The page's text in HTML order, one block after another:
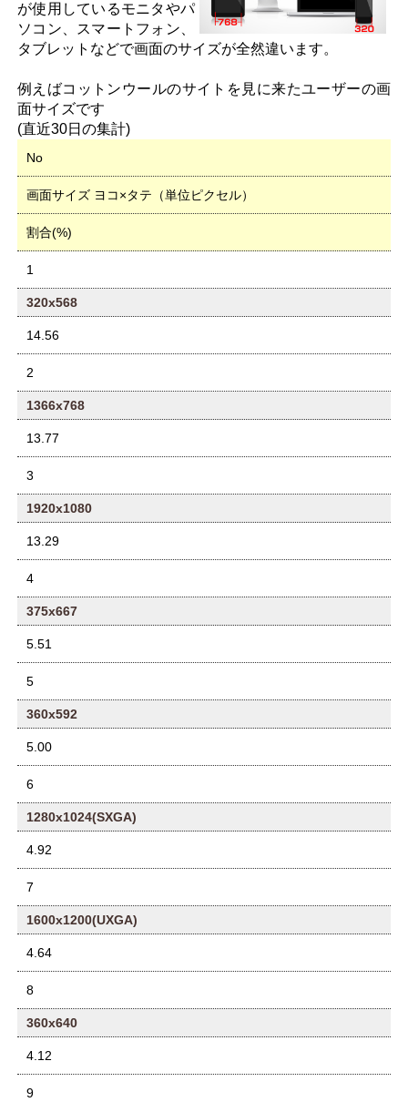
が使用しているモニタやパ
ソコン、スマートフォン、
タブレットなどで画面のサイズが全然違います。
例えばコットンウールのサイトを見に来たユーザーの画
面サイズです
(直近30日の集計)
No
画面サイズ ヨコ×タテ（単位ピクセル）
割合(%)
1
320x568
14.56
2
1366x768
13.77
3
1920x1080
13.29
4
375x667
5.51
5
360x592
5.00
6
1280x1024(SXGA)
4.92
7
1600x1200(UXGA)
4.64
8
360x640
4.12
9